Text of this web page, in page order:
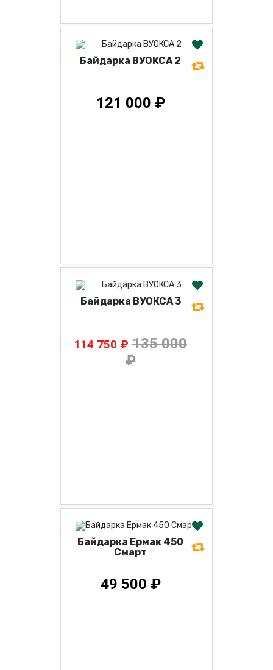
Байдарка ВУОКСА 2
121 000 ₽
Байдарка ВУОКСА 3
114 750 ₽ 135 000
₽
Байдарка Ермак 450
Смарт
49 500 ₽